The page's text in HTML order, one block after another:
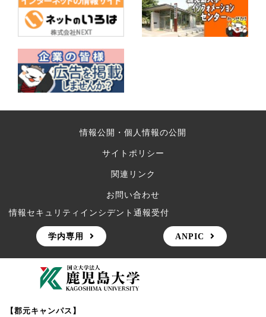
情報公開・個人情報の公開
サイトポリシー
関連リンク
お問い合わせ
情報セキュリティインシデント通報受付
学内専用 ANPIC
【郡元キャンパス】